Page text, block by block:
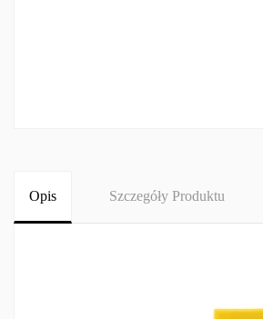
Opis Szczegóły Produktu